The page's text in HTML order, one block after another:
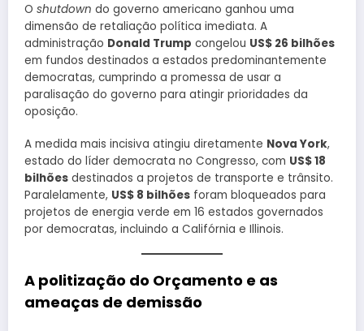
O shutdown do governo americano ganhou uma
dimensão de retaliação política imediata. A
administração Donald Trump congelou US$ 26 bilhões
em fundos destinados a estados predominantemente
democratas, cumprindo a promessa de usar a
paralisação do governo para atingir prioridades da
oposição.
A medida mais incisiva atingiu diretamente Nova York,
estado do líder democrata no Congresso, com US$ 18
bilhões destinados a projetos de transporte e trânsito.
Paralelamente, US$ 8 bilhões foram bloqueados para
projetos de energia verde em 16 estados governados
por democratas, incluindo a Califórnia e Illinois.
A politização do Orçamento e as
ameaças de demissão